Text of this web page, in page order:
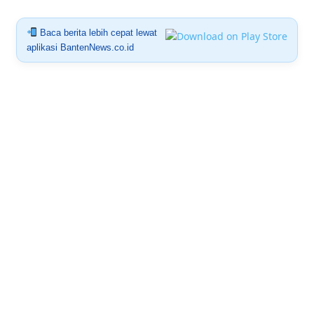
Baca berita lebih cepat lewat
aplikasi BantenNews.co.id